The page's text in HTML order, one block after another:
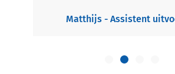
Matthijs - Assistent